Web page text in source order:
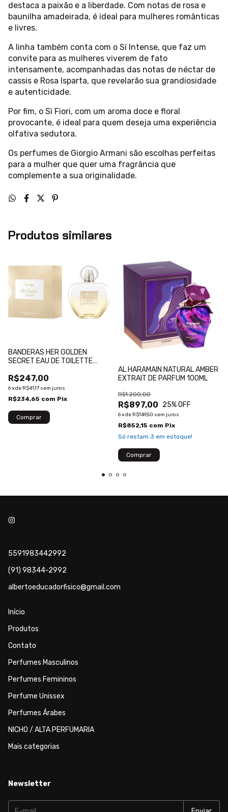
destaca a paixão e a liberdade. Com notas de rosa e
baunilha amadeirada, é ideal para mulheres românticas
e livres.
A linha também conta com o Sí Intense, que faz um
convite para as mulheres viverem de fato
intensamente, acompanhadas das notas de néctar de
cassis e Rosa Isparta, que revelarão sua grandiosidade
e autenticidade.
Por fim, o Sì Fiori, com um aroma doce e floral
provocante, é ideal para quem deseja uma experiência
olfativa sedutora.
Os perfumes de Giorgio Armani são escolhas perfeitas
para a mulher que quer uma fragrância que
complemente a sua originalidade.
Produtos similares
BANDERAS HER GOLDEN
SECRET EAU DE TOILETTE
R$247,00
6xde R$41,17 sem juros
R$234,65 com Pix
AL HARAMAIN NATURAL AMBER
EXTRAIT DE PARFUM 100ML
R$897,00
R$1.200,00
25% OFF
6xde R$149,50 sem juros
R$852,15 com Pix
Só restam 3 em estoque!
5591983442992
(91) 98344-2992
albertoeducadorfisico@gmail.com
Início
Produtos
Contato
Perfumes Masculinos
Perfumes Femininos
Perfume Unissex
Perfumes Árabes
NICHO / ALTA PERFUMARIA
Mais categorias
Newsletter